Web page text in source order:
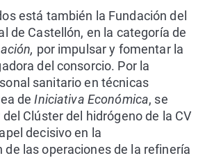
está también la Fundación del
de Castellón, en la categoría de
por impulsar y fomentar la
del consorcio. Por la
sanitario en técnicas
de Iniciativa Económica, se
Clúster del hidrógeno de la CV
decisivo en la
de las operaciones de la refinería